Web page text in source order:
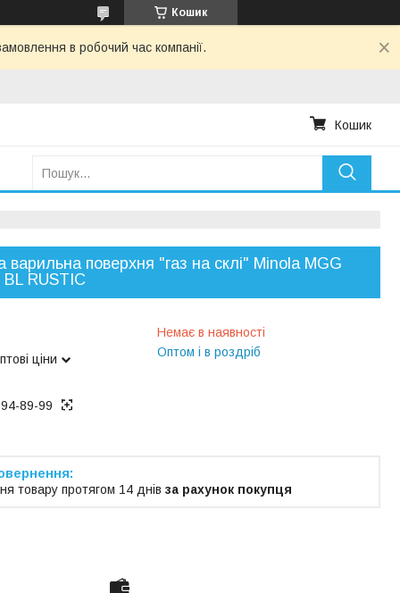
Кошик
в робочий час компанії.
Кошик
варильна поверхня "газ на склі" Minola MGG
RUSTIC
ціни
Немає в наявності
Оптом і в роздріб
89-99
товару протягом 14 днів за рахунок покупця